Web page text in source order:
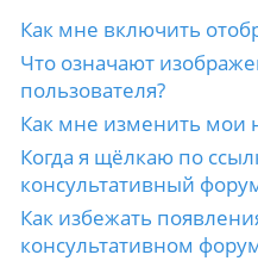
Как мне включить
Что означают
пользователя?
Как мне изменить мои
Когда я щёлкаю по
консультативный
Как избежать
консультативном